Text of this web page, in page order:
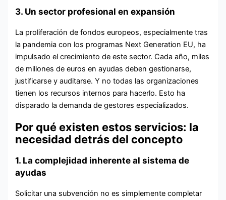
3. Un sector profesional en expansión
La proliferación de fondos europeos, especialmente tras
la pandemia con los programas Next Generation EU, ha
impulsado el crecimiento de este sector. Cada año, miles
de millones de euros en ayudas deben gestionarse,
justificarse y auditarse. Y no todas las organizaciones
tienen los recursos internos para hacerlo. Esto ha
disparado la demanda de gestores especializados.
Por qué existen estos servicios: la
necesidad detrás del concepto
1. La complejidad inherente al sistema de
ayudas
Solicitar una subvención no es simplemente completar